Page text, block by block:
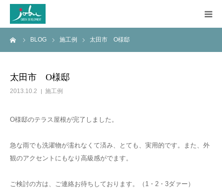
BLOG 施工例 太田市 O様邸
太田市 O様邸
2013.10.2 施工例
O様邸のテラス屋根が完了しました。
急な雨でも洗濯物が濡れなくて済み、とても、実用的です。また、外
観のアクセントにもなり高級感がでます。
ご検討の方は、ご連絡お待ちしております。（1・2・3ダァー）
HOME
Q&A
BLOG